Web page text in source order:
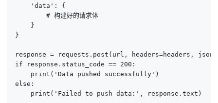
    'data': {
        # 构建好的请求体
    }
}
response = requests.post(url, headers=headers,
if response.status_code == 200:
    print('Data pushed successfully')
else:
    print('Failed to push data:', response.text)